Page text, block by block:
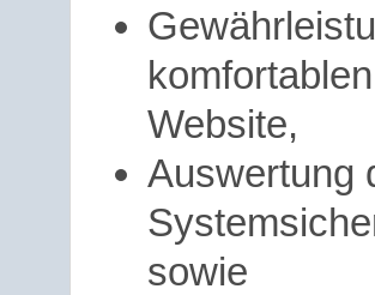
Website,
Auswertung
sowie